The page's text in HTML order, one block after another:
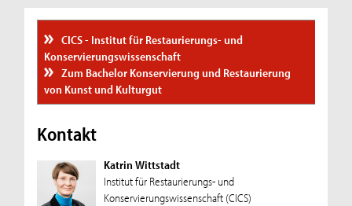
CICS - Institut für Restaurierungs- und
Konservierungswissenschaft
Zum Bachelor Konservierung und Restaurierung
von Kunst und Kulturgut
Kontakt
Katrin Wittstadt
Institut für Restaurierungs- und
Konservierungswissenschaft (CICS)